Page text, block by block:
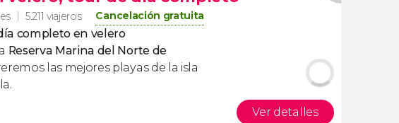
5.211 viajeros Cancelación gratuita
completo en velero
Reserva Marina del Norte de
las mejores playas de la isla
Ver detalles